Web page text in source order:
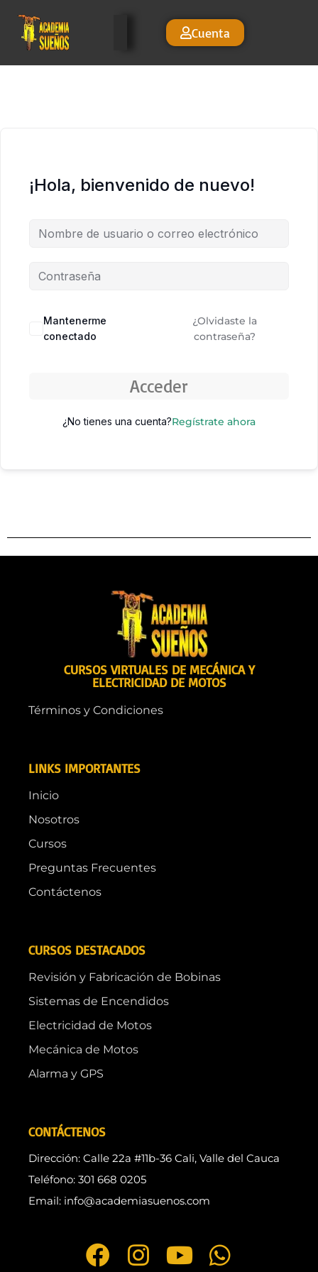
Cuenta
¡Hola, bienvenido de nuevo!
Mantenerme
conectado
¿Olvidaste la
contraseña?
Acceder
¿No tienes una cuenta?Regístrate ahora
CURSOS VIRTUALES DE MECÁNICA Y
ELECTRICIDAD DE MOTOS
Términos y Condiciones
LINKS IMPORTANTES
Inicio
Nosotros
Cursos
Preguntas Frecuentes
Contáctenos
CURSOS DESTACADOS
Revisión y Fabricación de Bobinas
Sistemas de Encendidos
Electricidad de Motos
Mecánica de Motos
Alarma y GPS
CONTÁCTENOS
Dirección: Calle 22a #11b-36 Cali, Valle del Cauca
Teléfono: 301 668 0205
Email: info@academiasuenos.com